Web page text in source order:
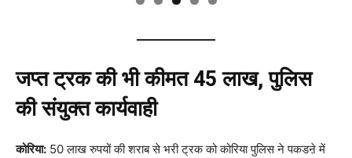
जप्त ट्रक की भी कीमत 45 लाख, पुलिस
की संयुक्त कार्यवाही
कोरिया: 50 लाख रुपयों की शराब से भरी ट्रक को कोरिया पुलिस ने पकडऩे में